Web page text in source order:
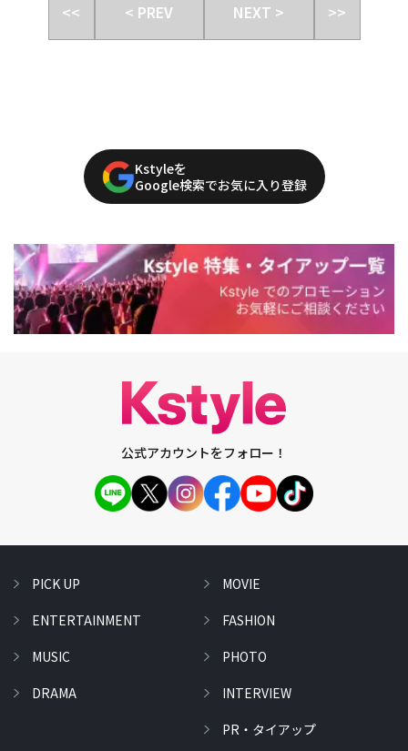
<< < PREV NEXT > >>
Kstyleを
Google検索でお気に入り登録
公式アカウントをフォロー！
PICK UP
ENTERTAINMENT
MUSIC
DRAMA
MOVIE
FASHION
PHOTO
INTERVIEW
PR・タイアップ